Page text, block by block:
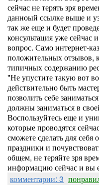
сейчас не терять зря
данноый ссылке выше и
так же еще и будет
консультация уже сейчас
вопрос. Само интернет-
положительных отзывов,
типичных содержанию
"Не упустите такую вот
действительно быть
позволить себе
должны заниматься в
Воспользуйтесь еще и
которые проводятся
сможете сделать для
праздники и
общем, не теряйте зря
информацию сейчас и вы
комментарии: 3